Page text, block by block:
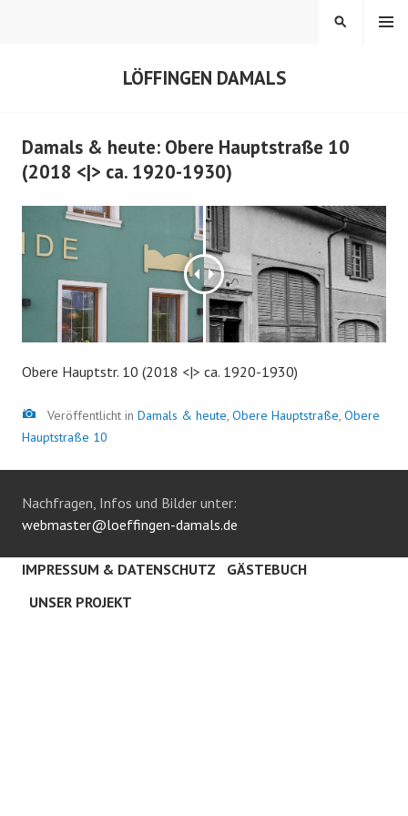
LÖFFINGEN DAMALS
MENÜ
SUCHEN
Damals & heute: Obere Hauptstraße 10
(2018 <|> ca. 1920-1930)
Obere Hauptstr. 10 (2018 <|> ca. 1920-1930)
Bild
Veröffentlicht in Damals & heute, Obere Hauptstraße, Obere
Hauptstraße 10
Nachfragen, Infos und Bilder unter:
webmaster@loeffingen-damals.de
IMPRESSUM & DATENSCHUTZ
GÄSTEBUCH
UNSER PROJEKT